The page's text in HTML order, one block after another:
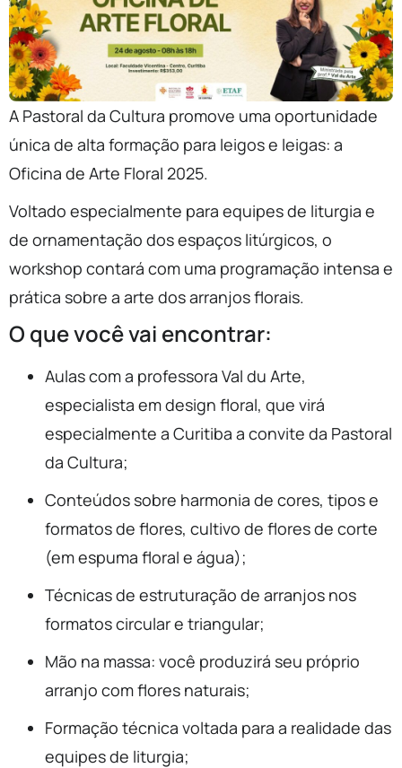
A Pastoral da Cultura promove uma oportunidade
única de alta formação para leigos e leigas: a
Oficina de Arte Floral 2025.
Voltado especialmente para equipes de liturgia e
de ornamentação dos espaços litúrgicos, o
workshop contará com uma programação intensa e
prática sobre a arte dos arranjos florais.
O que você vai encontrar:
Aulas com a professora Val du Arte,
especialista em design floral, que virá
especialmente a Curitiba a convite da Pastoral
da Cultura;
Conteúdos sobre harmonia de cores, tipos e
formatos de flores, cultivo de flores de corte
(em espuma floral e água);
Técnicas de estruturação de arranjos nos
formatos circular e triangular;
Mão na massa: você produzirá seu próprio
arranjo com flores naturais;
Formação técnica voltada para a realidade das
equipes de liturgia;